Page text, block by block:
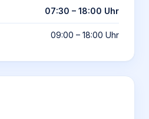
07:30 – 18:00 Uhr
09:00 – 18:00 Uhr